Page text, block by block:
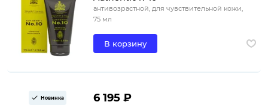
антивозрастной, для чувствительной кожи,
75 мл
В корзину
Новинка 6 195 ₽